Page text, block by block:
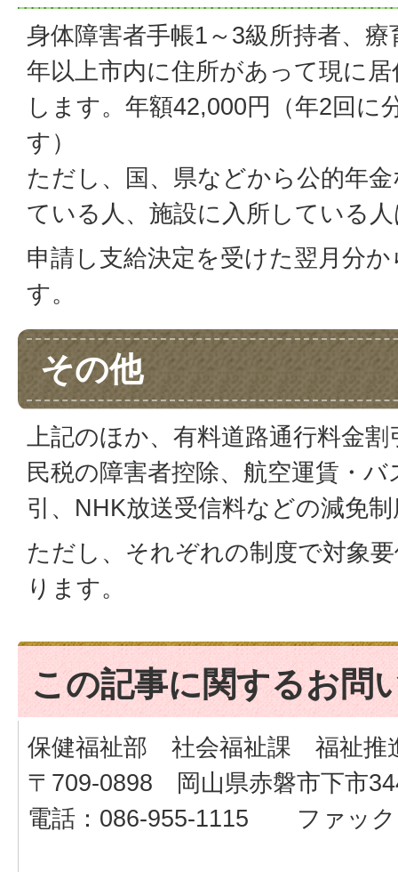
身体障害者手帳1～3級所持者、
年以上市内に住所があって現に
します。年額42,000円（年2回に
す）
ただし、国、県などから公的年
ている人、施設に入所している
申請し支給決定を受けた翌月分
す。
その他
上記のほか、有料道路通行料金
民税の障害者控除、航空運賃・
引、NHK放送受信料などの減免
ただし、それぞれの制度で対象
ります。
この記事に関するお問
保健福祉部 社会福祉課 福祉推
〒709-0898 岡山県赤磐市下市
電話：086-955-1115 ファック